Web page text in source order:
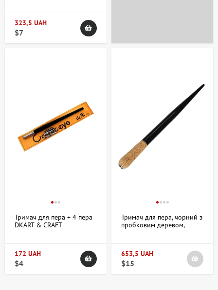
323,5 UAH
$7
Тримач для пера + 4 пера
DKART & CRAFT
172 UAH
$4
Тримач для пера, чорний з
пробковим деревом,
653,5 UAH
$15